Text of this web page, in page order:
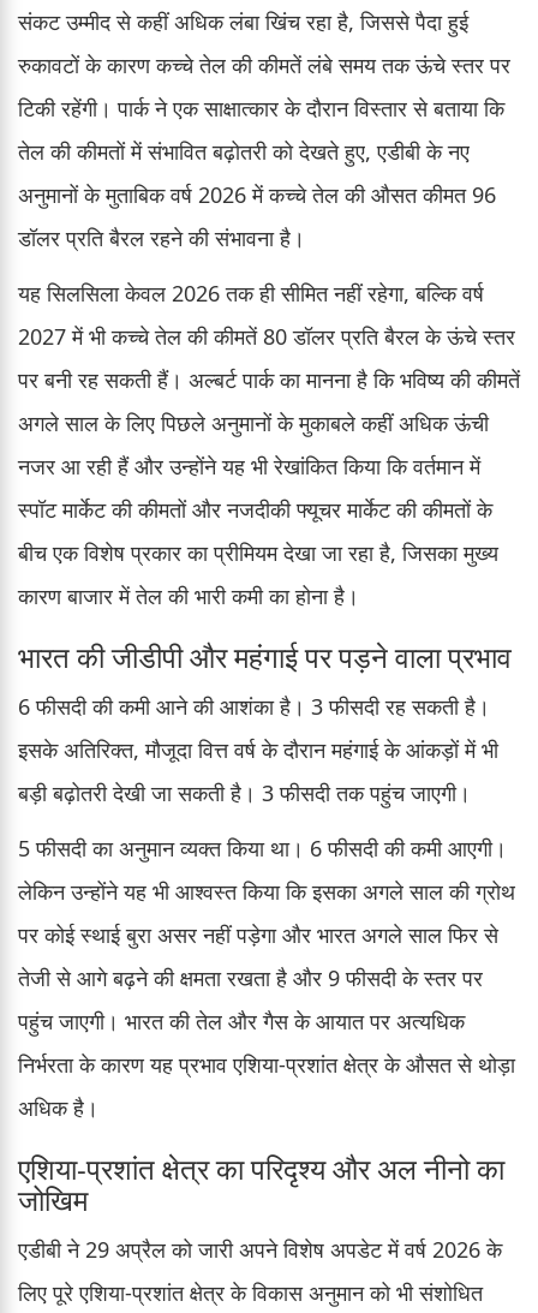
संकट उम्मीद से कहीं अधिक लंबा खिंच रहा है, जिससे पैदा हुई
रुकावटों के कारण कच्चे तेल की कीमतें लंबे समय तक ऊंचे स्तर पर
टिकी रहेंगी। पार्क ने एक साक्षात्कार के दौरान विस्तार से बताया कि
तेल की कीमतों में संभावित बढ़ोतरी को देखते हुए, एडीबी के नए
अनुमानों के मुताबिक वर्ष 2026 में कच्चे तेल की औसत कीमत 96
डॉलर प्रति बैरल रहने की संभावना है।
यह सिलसिला केवल 2026 तक ही सीमित नहीं रहेगा, बल्कि वर्ष
2027 में भी कच्चे तेल की कीमतें 80 डॉलर प्रति बैरल के ऊंचे स्तर
पर बनी रह सकती हैं। अल्बर्ट पार्क का मानना है कि भविष्य की कीमतें
अगले साल के लिए पिछले अनुमानों के मुकाबले कहीं अधिक ऊंची
नजर आ रही हैं और उन्होंने यह भी रेखांकित किया कि वर्तमान में
स्पॉट मार्केट की कीमतों और नजदीकी फ्यूचर मार्केट की कीमतों के
बीच एक विशेष प्रकार का प्रीमियम देखा जा रहा है, जिसका मुख्य
कारण बाजार में तेल की भारी कमी का होना है।
भारत की जीडीपी और महंगाई पर पड़ने वाला प्रभाव
6 फीसदी की कमी आने की आशंका है। 3 फीसदी रह सकती है।
इसके अतिरिक्त, मौजूदा वित्त वर्ष के दौरान महंगाई के आंकड़ों में भी
बड़ी बढ़ोतरी देखी जा सकती है। 3 फीसदी तक पहुंच जाएगी।
5 फीसदी का अनुमान व्यक्त किया था। 6 फीसदी की कमी आएगी।
लेकिन उन्होंने यह भी आश्वस्त किया कि इसका अगले साल की ग्रोथ
पर कोई स्थाई बुरा असर नहीं पड़ेगा और भारत अगले साल फिर से
तेजी से आगे बढ़ने की क्षमता रखता है और 9 फीसदी के स्तर पर
पहुंच जाएगी। भारत की तेल और गैस के आयात पर अत्यधिक
निर्भरता के कारण यह प्रभाव एशिया-प्रशांत क्षेत्र के औसत से थोड़ा
अधिक है।
एशिया-प्रशांत क्षेत्र का परिदृश्य और अल नीनो का
जोखिम
एडीबी ने 29 अप्रैल को जारी अपने विशेष अपडेट में वर्ष 2026 के
लिए पूरे एशिया-प्रशांत क्षेत्र के विकास अनुमान को भी संशोधित